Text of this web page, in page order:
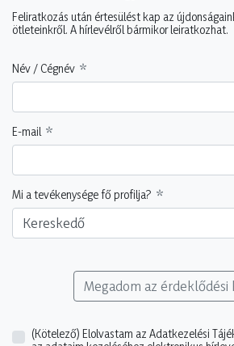
Feliratkozás után értesülést kap az
ötleteinkről. A hírlevélről bármikor leiratkozhat.
Név / Cégnév
E-mail
Mi a tevékenysége fő profilja?
Kereskedő
Megadom az
(Kötelező) Elolvastam az Adatkezelési